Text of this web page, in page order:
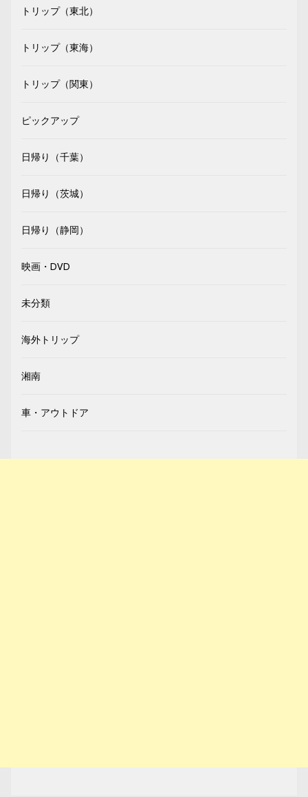
トリップ（東北）
トリップ（東海）
トリップ（関東）
ピックアップ
日帰り（千葉）
日帰り（茨城）
日帰り（静岡）
映画・DVD
未分類
海外トリップ
湘南
車・アウトドア